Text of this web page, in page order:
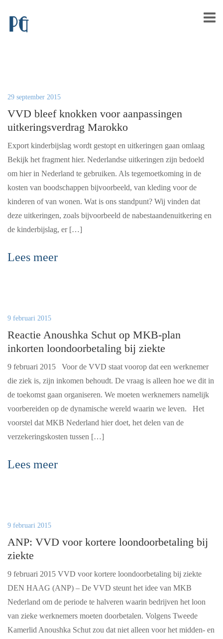
29 september 2015
VVD bleef knokken voor aanpassingen
uitkeringsverdrag Marokko
Export kinderbijslag wordt gestopt en uitkeringen gaan omlaag
Bekijk het fragment hier. Nederlandse uitkeringen zijn bedoeld
om hier in Nederland te gebruiken. Als tegemoetkoming in de
kosten van boodschappen bijvoorbeeld, van kleding voor de
kinderen of van wonen. Wat is ons standpunt? Wij vinden dat
deze uitkeringen, zoals bijvoorbeeld de nabestaandenuitkering en
de kinderbijslag, er […]
Lees meer
9 februari 2015
Reactie Anoushka Schut op MKB-plan
inkorten loondoorbetaling bij ziekte
9 februari 2015 Voor de VVD staat voorop dat een werknemer
die ziek is, zijn inkomen behoudt. De vraag is alleen hoe we dit in
de toekomst gaan organiseren. We moeten werknemers namelijk
voorbereiden op de dynamische wereld waarin we leven. Het
voorstel dat MKB Nederland hier doet, het delen van de
verzekeringskosten tussen […]
Lees meer
9 februari 2015
ANP: VVD voor kortere loondoorbetaling bij
ziekte
9 februari 2015 VVD voor kortere loondoorbetaling bij ziekte
DEN HAAG (ANP) – De VVD steunt het idee van MKB
Nederland om de periode te halveren waarin bedrijven het loon
van zieke werknemers moeten doorbetalen. Volgens Tweede
Kamerlid Anoushka Schut zou dat niet alleen voor het midden- en